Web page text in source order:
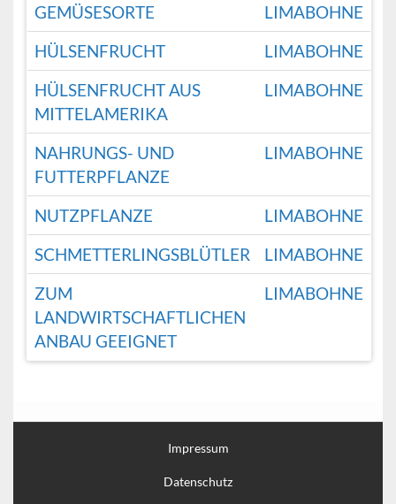
GEMÜSESORTE
LIMABOHNE
HÜLSENFRUCHT
LIMABOHNE
HÜLSENFRUCHT AUS
MITTELAMERIKA
LIMABOHNE
NAHRUNGS- UND
FUTTERPFLANZE
LIMABOHNE
NUTZPFLANZE
LIMABOHNE
SCHMETTERLINGSBLÜTLER
LIMABOHNE
ZUM
LANDWIRTSCHAFTLICHEN
ANBAU GEEIGNET
LIMABOHNE
Impressum
Datenschutz